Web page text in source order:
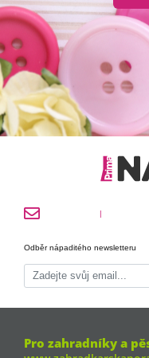
|
Odběr nápaditého newsletteru
Pro zahradníky a